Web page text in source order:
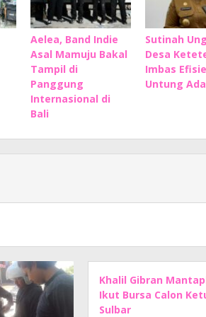
Aelea, Band Indie
Asal Mamuju Bakal
Tampil di
Panggung
Internasional di
Bali
Sutinah
Desa
Imbas
Untung Ada
Khalil Gibran
Ikut Bursa Calon
Sulbar